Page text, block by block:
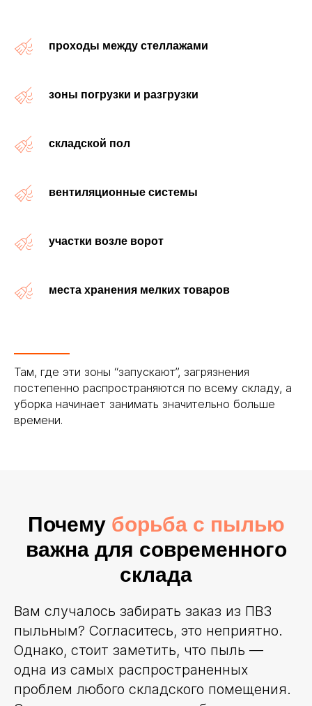
проходы между стеллажами
зоны погрузки и разгрузки
складской пол
вентиляционные системы
участки возле ворот
места хранения мелких товаров
Там, где эти зоны “запускают”, загрязнения
постепенно распространяются по всему складу, а
уборка начинает занимать значительно больше
времени.
Почему борьба с пылью
важна для современного
склада
Вам случалось забирать заказ из ПВЗ
пыльным? Согласитесь, это неприятно.
Однако, стоит заметить, что пыль —
одна из самых распространенных
проблем любого складского помещения.